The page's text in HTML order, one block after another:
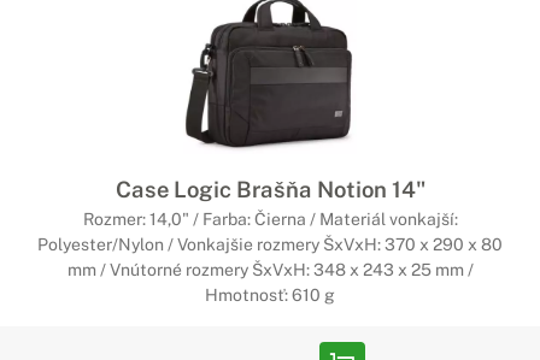
Case Logic Brašňa Notion 14"
Rozmer: 14,0" / Farba: Čierna / Materiál vonkajší:
Polyester/Nylon / Vonkajšie rozmery ŠxVxH: 370 x 290 x 80
mm / Vnútorné rozmery ŠxVxH: 348 x 243 x 25 mm /
Hmotnosť: 610 g